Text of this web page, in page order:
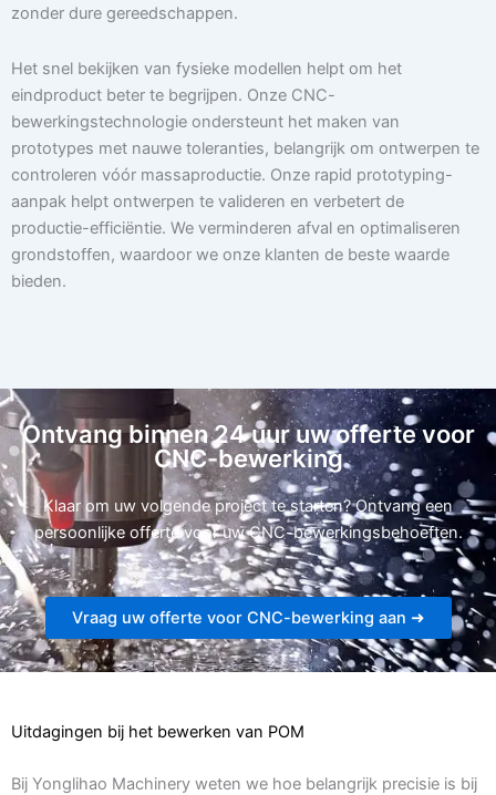
zonder dure gereedschappen.
Het snel bekijken van fysieke modellen helpt om het
eindproduct beter te begrijpen. Onze CNC-
bewerkingstechnologie ondersteunt het maken van
prototypes met nauwe toleranties, belangrijk om ontwerpen te
controleren vóór massaproductie. Onze rapid prototyping-
aanpak helpt ontwerpen te valideren en verbetert de
productie-efficiëntie. We verminderen afval en optimaliseren
grondstoffen, waardoor we onze klanten de beste waarde
bieden.
Ontvang binnen 24 uur uw offerte voor
CNC-bewerking
Klaar om uw volgende project te starten? Ontvang een
persoonlijke offerte voor uw CNC-bewerkingsbehoeften.
Vraag uw offerte voor CNC-bewerking aan ➜
Uitdagingen bij het bewerken van POM
Bij Yonglihao Machinery weten we hoe belangrijk precisie is bij